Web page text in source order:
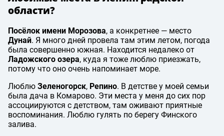
области?
Посёлок имени Морозова, а конкретнее — место
Дунай. Я много дней провела там этим летом, погода
была совершенно южная. Находится недалеко от
Ладожского озера, куда я тоже люблю приезжать,
потому что оно очень напоминает море.
Люблю Зеленогорск, Репино. В детстве у моей семьи
была дача в Комарово. Эти места у меня до сих пор
ассоциируются с детством, там оживают приятные
воспоминания. Люблю гулять по берегу Финского
залива.